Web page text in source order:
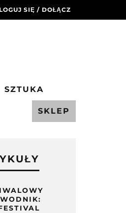
SIĘ / DOŁĄCZ
SZTUKA
SKLEP